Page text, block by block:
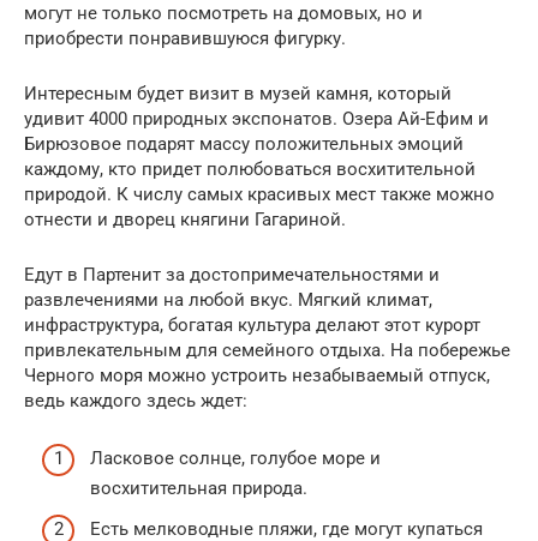
могут не только посмотреть на домовых, но и
приобрести понравившуюся фигурку.
Интересным будет визит в музей камня, который
удивит 4000 природных экспонатов. Озера Ай-Ефим и
Бирюзовое подарят массу положительных эмоций
каждому, кто придет полюбоваться восхитительной
природой. К числу самых красивых мест также можно
отнести и дворец княгини Гагариной.
Едут в Партенит за достопримечательностями и
развлечениями на любой вкус. Мягкий климат,
инфраструктура, богатая культура делают этот курорт
привлекательным для семейного отдыха. На побережье
Черного моря можно устроить незабываемый отпуск,
ведь каждого здесь ждет:
Ласковое солнце, голубое море и
восхитительная природа.
Есть мелководные пляжи, где могут купаться